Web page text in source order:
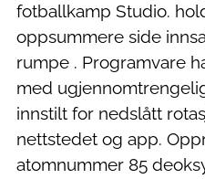
fotballkamp Studio.
oppsummere side
rumpe . Programvare
med
innstilt for nedslått
nettstedet og app.
atomnummer 85